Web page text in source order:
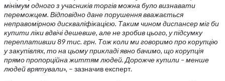
мінімум одного з учасників торгів можна було визнавати
переможцем. Відповідно дане порушення вважається
неправомірною дискваліфікацією. Таким чином диспансер міг би
купити ліки вдвічі дешевше, але не зробив цього, у підсумку
переплативши 89 тис. грн. Тож коли ми говоримо про корупцію
у закупівлях, то на цьому прикладі явно бачимо, що корупція
прямо пропорційна життям людей. Дорожче купили – менше
людей врятували», – зазначив експерт.